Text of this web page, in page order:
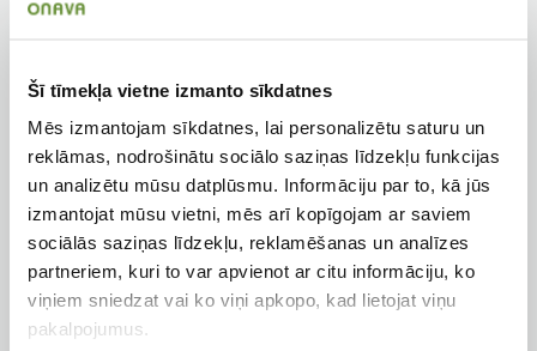
Šī tīmekļa vietne izmanto sīkdatnes
Mēs izmantojam sīkdatnes, lai personalizētu saturu un
reklāmas, nodrošinātu sociālo saziņas līdzekļu funkcijas
un analizētu mūsu datplūsmu. Informāciju par to, kā jūs
izmantojat mūsu vietni, mēs arī kopīgojam ar saviem
sociālās saziņas līdzekļu, reklamēšanas un analīzes
partneriem, kuri to var apvienot ar citu informāciju, ko
viņiem sniedzat vai ko viņi apkopo, kad lietojat viņu
pakalpojumus.
Zieda veids
Ziemciete
Saulainām vietām
Dobēm, podiem
Ziedēšanas mēneši
Mai, Jūn, Jūl, Aug
Produkta tips
Pusgatavs augs